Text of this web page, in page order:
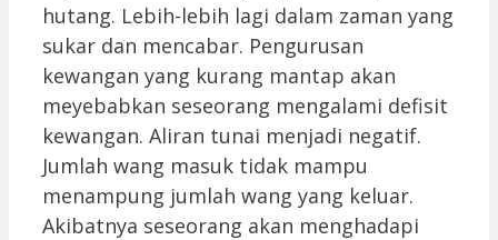
hutang. Lebih-lebih lagi dalam zaman yang
sukar dan mencabar. Pengurusan
kewangan yang kurang mantap akan
meyebabkan seseorang mengalami defisit
kewangan. Aliran tunai menjadi negatif.
Jumlah wang masuk tidak mampu
menampung jumlah wang yang keluar.
Akibatnya seseorang akan menghadapi